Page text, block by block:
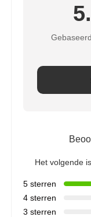
Het volgende
5 sterren
4 sterren
3 sterren